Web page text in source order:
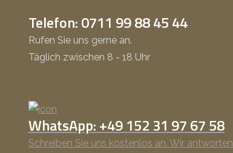
Telefon: 0711 99 88 45 44
Rufen Sie uns gerne an.
Täglich zwischen 8 - 18 Uhr
WhatsApp: +49 152 31 97 67 58
Schreiben Sie uns kostenlos an. Wir antworten